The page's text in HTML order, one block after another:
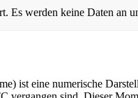
werden keine Daten an
ist eine numerische